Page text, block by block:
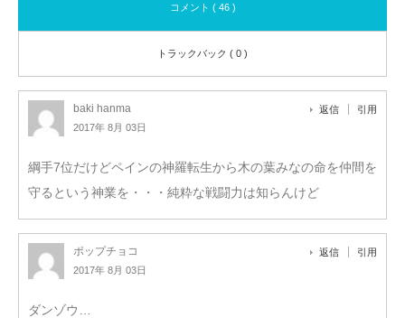
コメント ( 46 )
トラックバック ( 0 )
baki hanma
2017年 8月 03日
返信 引用
綱手7位だけどペインの神羅転生から木の葉みなの命を仲間を
守るという神業を・・・純粋な戦闘力は知らんけど
ポップチョコ
2017年 8月 03日
返信 引用
ダンゾウ…